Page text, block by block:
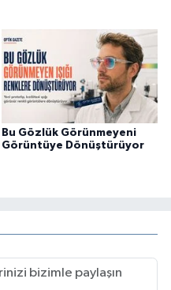
Bu Gözlük Görünmeyeni
Görüntüye Dönüştürüyor